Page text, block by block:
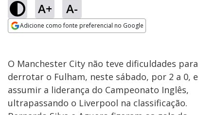
A+ A-
Adicione como fonte preferencial no Google
O Manchester City não teve dificuldades para
derrotar o Fulham, neste sábado, por 2 a 0, e
assumir a liderança do Campeonato Inglês,
ultrapassando o Liverpool na classificação.